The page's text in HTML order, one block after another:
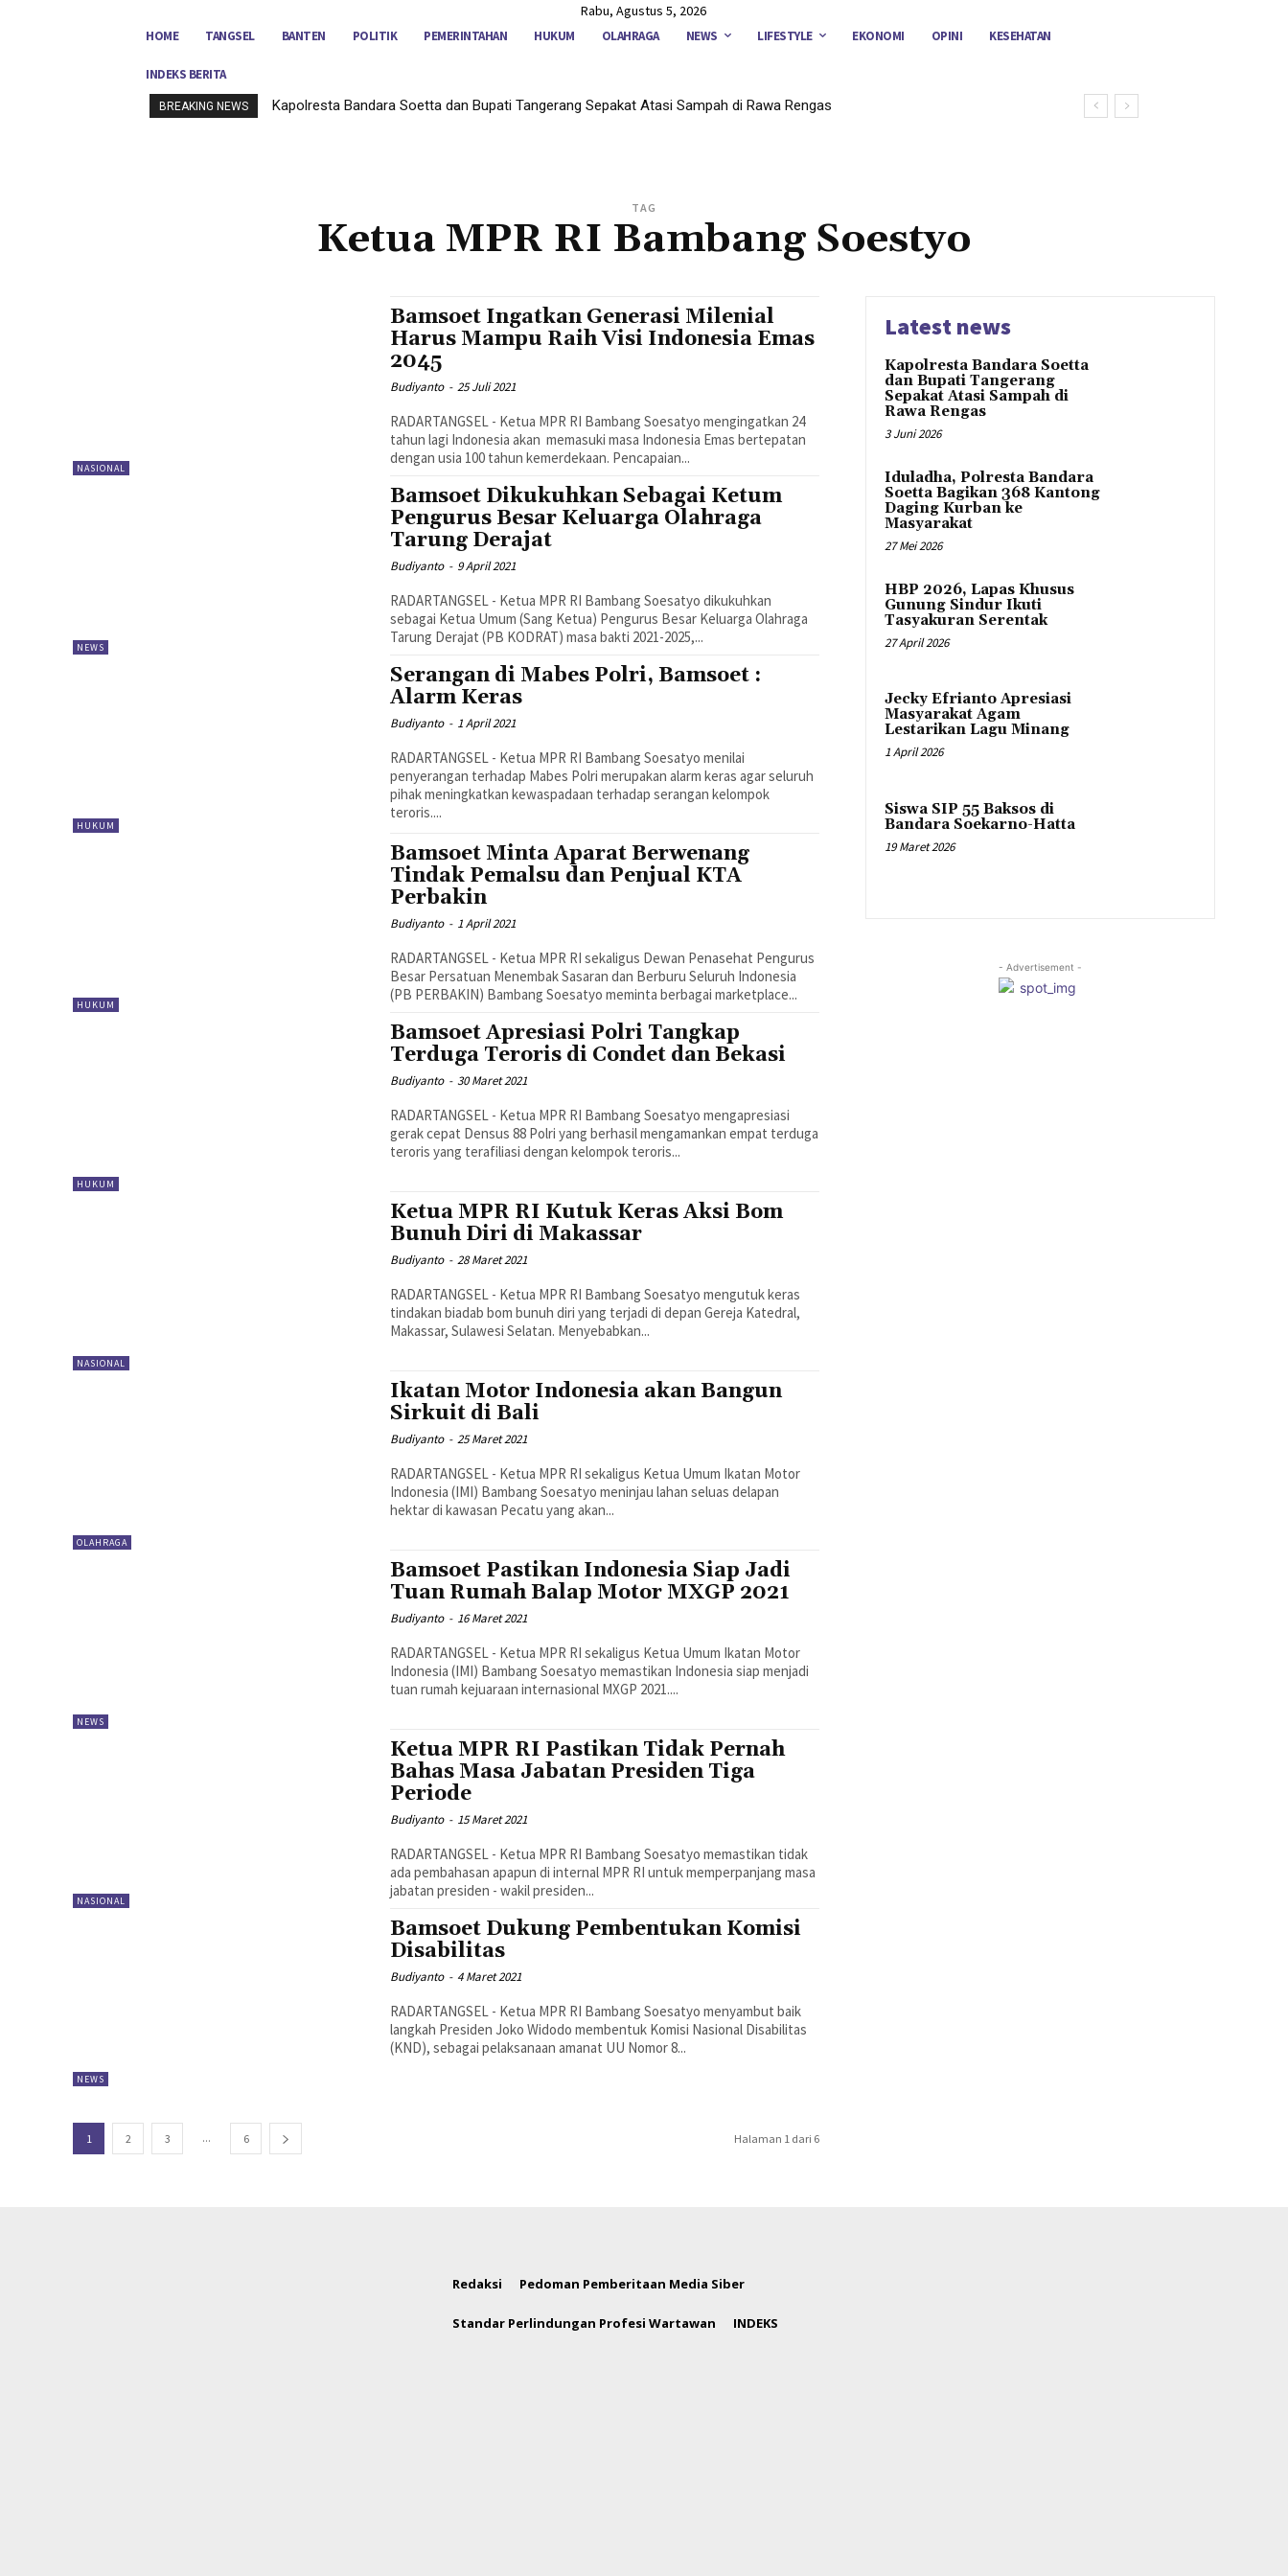
Rabu, Agustus 5, 2026
HOME TANGSEL BANTEN POLITIK PEMERINTAHAN HUKUM OLAHRAGA NEWS LIFESTYLE EKONOMI OPINI KESEHATAN
INDEKS BERITA
BREAKING NEWS Kapolresta Bandara Soetta dan Bupati Tangerang Sepakat Atasi Sampah di Rawa Rengas
TAG
Ketua MPR RI Bambang Soestyo
NASIONAL
Bamsoet Ingatkan Generasi Milenial
Harus Mampu Raih Visi Indonesia Emas
2045
Budiyanto - 25 Juli 2021
RADARTANGSEL - Ketua MPR RI Bambang Soesatyo mengingatkan 24
tahun lagi Indonesia akan memasuki masa Indonesia Emas bertepatan
dengan usia 100 tahun kemerdekaan. Pencapaian...
NEWS
Bamsoet Dikukuhkan Sebagai Ketum
Pengurus Besar Keluarga Olahraga
Tarung Derajat
Budiyanto - 9 April 2021
RADARTANGSEL - Ketua MPR RI Bambang Soesatyo dikukuhkan
sebagai Ketua Umum (Sang Ketua) Pengurus Besar Keluarga Olahraga
Tarung Derajat (PB KODRAT) masa bakti 2021-2025,...
HUKUM
Serangan di Mabes Polri, Bamsoet :
Alarm Keras
Budiyanto - 1 April 2021
RADARTANGSEL - Ketua MPR RI Bambang Soesatyo menilai
penyerangan terhadap Mabes Polri merupakan alarm keras agar seluruh
pihak meningkatkan kewaspadaan terhadap serangan kelompok
teroris....
HUKUM
Bamsoet Minta Aparat Berwenang
Tindak Pemalsu dan Penjual KTA
Perbakin
Budiyanto - 1 April 2021
RADARTANGSEL - Ketua MPR RI sekaligus Dewan Penasehat Pengurus
Besar Persatuan Menembak Sasaran dan Berburu Seluruh Indonesia
(PB PERBAKIN) Bambang Soesatyo meminta berbagai marketplace...
HUKUM
Bamsoet Apresiasi Polri Tangkap
Terduga Teroris di Condet dan Bekasi
Budiyanto - 30 Maret 2021
RADARTANGSEL - Ketua MPR RI Bambang Soesatyo mengapresiasi
gerak cepat Densus 88 Polri yang berhasil mengamankan empat terduga
teroris yang terafiliasi dengan kelompok teroris...
NASIONAL
Ketua MPR RI Kutuk Keras Aksi Bom
Bunuh Diri di Makassar
Budiyanto - 28 Maret 2021
RADARTANGSEL - Ketua MPR RI Bambang Soesatyo mengutuk keras
tindakan biadab bom bunuh diri yang terjadi di depan Gereja Katedral,
Makassar, Sulawesi Selatan. Menyebabkan...
OLAHRAGA
Ikatan Motor Indonesia akan Bangun
Sirkuit di Bali
Budiyanto - 25 Maret 2021
RADARTANGSEL - Ketua MPR RI sekaligus Ketua Umum Ikatan Motor
Indonesia (IMI) Bambang Soesatyo meninjau lahan seluas delapan
hektar di kawasan Pecatu yang akan...
NEWS
Bamsoet Pastikan Indonesia Siap Jadi
Tuan Rumah Balap Motor MXGP 2021
Budiyanto - 16 Maret 2021
RADARTANGSEL - Ketua MPR RI sekaligus Ketua Umum Ikatan Motor
Indonesia (IMI) Bambang Soesatyo memastikan Indonesia siap menjadi
tuan rumah kejuaraan internasional MXGP 2021....
NASIONAL
Ketua MPR RI Pastikan Tidak Pernah
Bahas Masa Jabatan Presiden Tiga
Periode
Budiyanto - 15 Maret 2021
RADARTANGSEL - Ketua MPR RI Bambang Soesatyo memastikan tidak
ada pembahasan apapun di internal MPR RI untuk memperpanjang masa
jabatan presiden - wakil presiden...
NEWS
Bamsoet Dukung Pembentukan Komisi
Disabilitas
Budiyanto - 4 Maret 2021
RADARTANGSEL - Ketua MPR RI Bambang Soesatyo menyambut baik
langkah Presiden Joko Widodo membentuk Komisi Nasional Disabilitas
(KND), sebagai pelaksanaan amanat UU Nomor 8...
1 2 3 ... 6 Halaman 1 dari 6
Latest news
Kapolresta Bandara Soetta
dan Bupati Tangerang
Sepakat Atasi Sampah di
Rawa Rengas
3 Juni 2026
Iduladha, Polresta Bandara
Soetta Bagikan 368 Kantong
Daging Kurban ke
Masyarakat
27 Mei 2026
HBP 2026, Lapas Khusus
Gunung Sindur Ikuti
Tasyakuran Serentak
27 April 2026
Jecky Efrianto Apresiasi
Masyarakat Agam
Lestarikan Lagu Minang
1 April 2026
Siswa SIP 55 Baksos di
Bandara Soekarno-Hatta
19 Maret 2026
- Advertisement -
Redaksi Pedoman Pemberitaan Media Siber
Standar Perlindungan Profesi Wartawan INDEKS